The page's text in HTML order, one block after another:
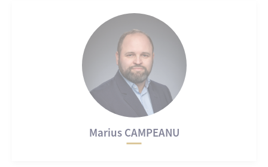
Marius CAMPEANU